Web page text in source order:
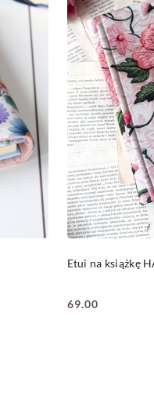
Etui na książkę
Cena:
69.00